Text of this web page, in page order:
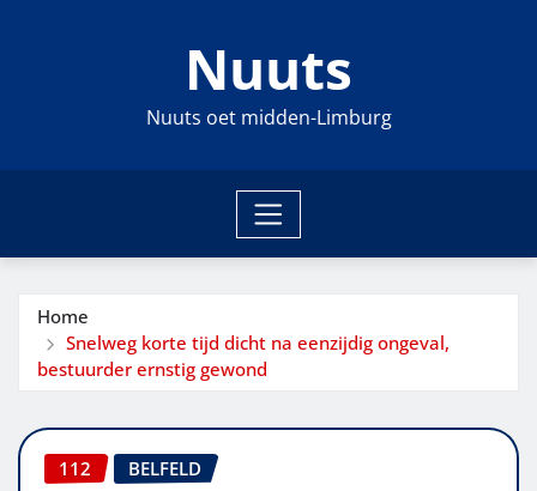
Nuuts
Nuuts oet midden-Limburg
Home
Snelweg korte tijd dicht na eenzijdig ongeval,
bestuurder ernstig gewond
112 BELFELD